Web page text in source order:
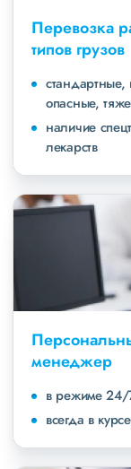
Перевозка
типов грузов
опасные,
наличие
лекарств
менеджер
в режиме
всегда в